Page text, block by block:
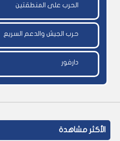
الحرب على المنطقتين
حرب الجيش والدعم السريع
دارفور
الأكثر مشاهدة